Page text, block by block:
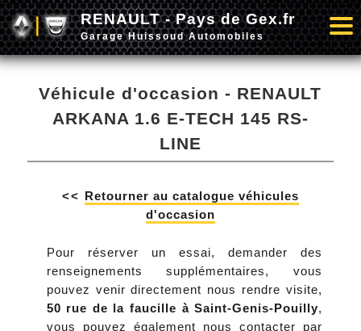
RENAULT - Pays de Gex.fr
Garage Huissoud Automobiles
Véhicule d'occasion - RENAULT
ARKANA 1.6 E-TECH 145 RS-
LINE
<< Retourner au catalogue véhicules
d'occasion
Pour réserver un essai, demander des
renseignements supplémentaires, vous
pouvez venir directement nous rendre visite,
50 rue de la faucille à Saint-Genis-Pouilly,
vous pouvez également nous contacter par